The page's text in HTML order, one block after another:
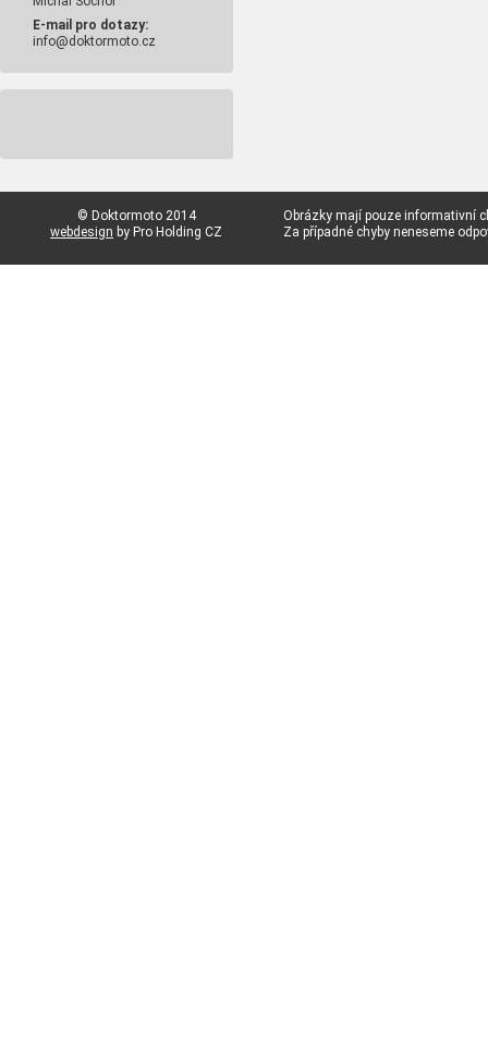
E-mail pro dotazy:
info@doktormoto.cz
© Doktormoto 2014
webdesign by Pro Holding CZ
Obrázky mají pouze informativní
Za případné chyby neneseme